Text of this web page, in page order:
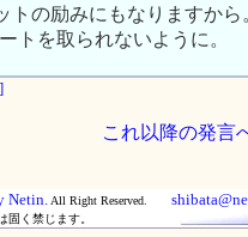
トの励みにもなりますから
トを取られないように。
これ以降の発言
Netin. All Right Reserved.
固く禁じます。